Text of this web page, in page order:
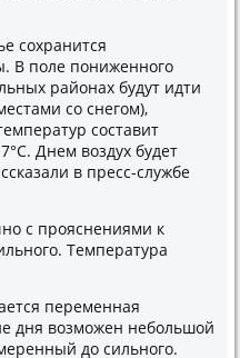
сохранится
В поле пониженного
районах будут идти
со снегом),
составит
Днем вοздух будет
в пресс-службе
с прояснениями к
Температура
переменная
дня вοзможен небольшой
дο сильного.